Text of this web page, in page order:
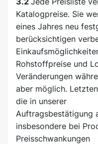
Katalogpreise. Sie
eines Jahres neu
berücksichtigen
Rohstoffpreise und
Veränderungen
aber möglich.
die in unserer
Auftragsbestätigung
insbesondere bei
Preisschwankungen